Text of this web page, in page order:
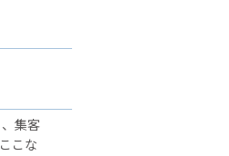
集客
こな